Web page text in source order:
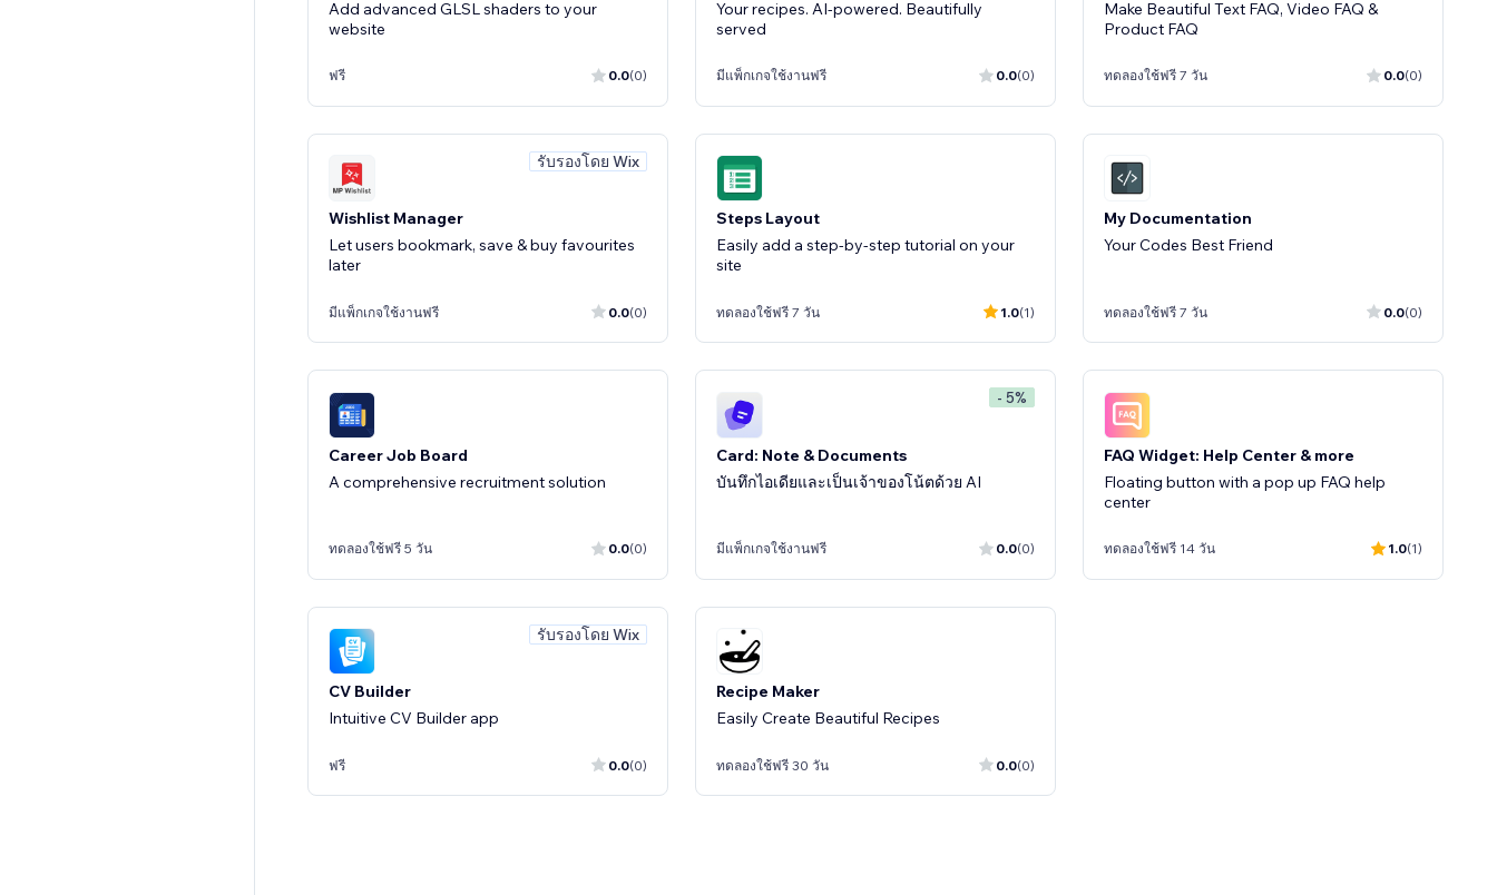
Add advanced GLSL shaders to your
website
ฟรี 0.0(0)
Your recipes. AI-powered. Beautifully
served
มีแพ็กเกจใช้งานฟรี 0.0(0)
Make Beautiful Text FAQ, Video FAQ &
Product FAQ
ทดลองใช้ฟรี 7 วัน 0.0(0)
รับรองโดย Wix
Wishlist Manager
Let users bookmark, save & buy favourites
later
มีแพ็กเกจใช้งานฟรี 0.0(0)
Steps Layout
Easily add a step-by-step tutorial on your
site
ทดลองใช้ฟรี 7 วัน 1.0(1)
My Documentation
Your Codes Best Friend
ทดลองใช้ฟรี 7 วัน 0.0(0)
Career Job Board
A comprehensive recruitment solution
ทดลองใช้ฟรี 5 วัน 0.0(0)
- 5%
Card: Note & Documents
บันทึกไอเดียและเป็นเจ้าของโน้ตด้วย AI
มีแพ็กเกจใช้งานฟรี 0.0(0)
FAQ Widget: Help Center & more
Floating button with a pop up FAQ help
center
ทดลองใช้ฟรี 14 วัน 1.0(1)
รับรองโดย Wix
CV Builder
Intuitive CV Builder app
ฟรี 0.0(0)
Recipe Maker
Easily Create Beautiful Recipes
ทดลองใช้ฟรี 30 วัน 0.0(0)